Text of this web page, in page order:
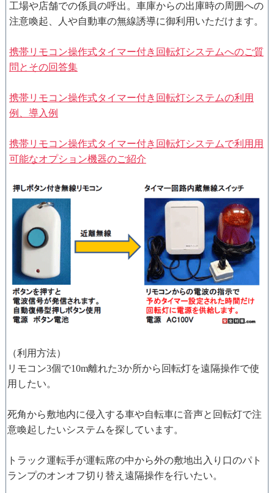
工場や店舗での係員の呼出。車庫からの出庫時の周囲への
注意喚起、人や自動車の無線誘導に御利用いただけます。
携帯リモコン操作式タイマー付き回転灯システムへのご質
問とその回答集
携帯リモコン操作式タイマー付き回転灯システムの利用
例、導入例
携帯リモコン操作式タイマー付き回転灯システムで利用用
可能なオプション機器のご紹介
（利用方法）
リモコン3個で10m離れた3か所から回転灯を遠隔操作で使
用したい。
死角から敷地内に侵入する車や自転車に音声と回転灯で注
意喚起したいシステムを探しています。
トラック運転手が運転席の中から外の敷地出入り口のパト
ランプのオンオフ切り替え遠隔操作を行いたい。